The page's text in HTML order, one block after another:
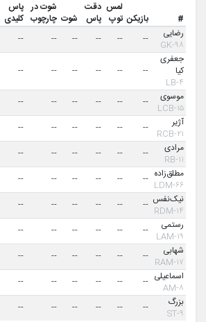
# بازیکن
لمس
توپ
دقت
پاس
شوت
شوت در
چارچوب
پاس
کلیدی
رضایی
۹۸-GK
--
--
--
--
--
--
جعفری
کیا
۴-LB
--
--
--
--
--
--
موسوی
۱۵-LCB
--
--
--
--
--
--
آژیر
۲۱-RCB
--
--
--
--
--
--
مرادی
۱۱-RB
--
--
--
--
--
--
مطلق‌زاده
۶۶-LDM
--
--
--
--
--
--
نیک‌نفس
۱۴-RDM
--
--
--
--
--
--
رستمی
۱۹-LAM
--
--
--
--
--
--
شهابی
۱۷-RAM
--
--
--
--
--
--
اسماعیلی
۸-AM
--
--
--
--
--
--
بزرگ
۹-ST
--
--
--
--
--
--